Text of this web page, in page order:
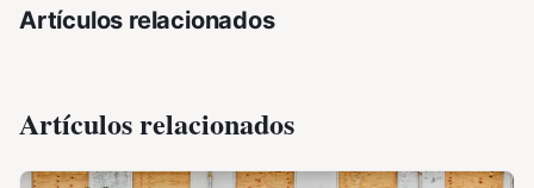
Artículos relacionados
Artículos relacionados